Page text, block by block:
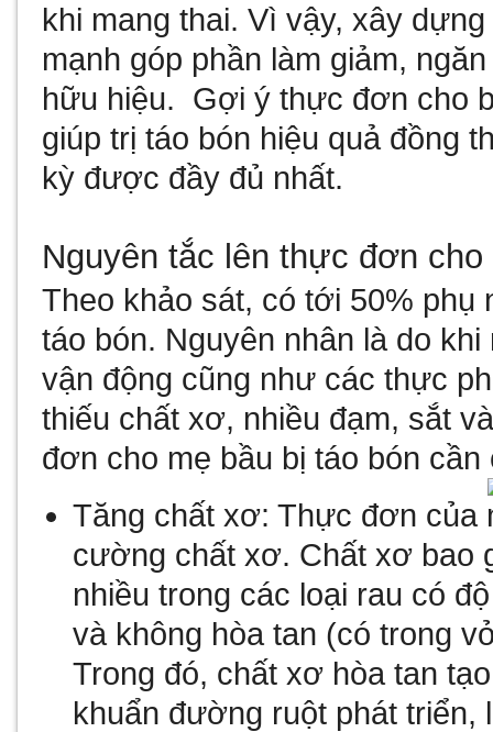
khi mang thai. Vì vậy, xây
mạnh góp phần làm giảm,
hữu hiệu. Gợi ý thực đơn cho
giúp trị táo bón hiệu quả đồng
kỳ được đầy đủ nhất.
Nguyên tắc lên thực đơn
Theo khảo sát, có tới 50% phụ
táo bón. Nguyên nhân là do
vận động cũng như các thực
thiếu chất xơ, nhiều đạm, sắt
đơn cho mẹ bầu bị táo bón cần
Tăng chất xơ: Thực đơn của
cường chất xơ. Chất xơ bao
nhiều trong các loại rau có
và không hòa tan (có trong
Trong đó, chất xơ hòa tan
khuẩn đường ruột phát triển,